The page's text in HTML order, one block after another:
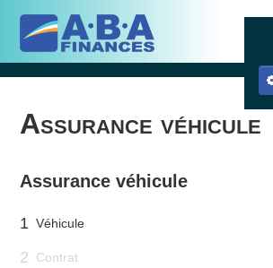
main
content
Assurance véhicule
Assurance véhicule
1 Véhicule
2 Contrat